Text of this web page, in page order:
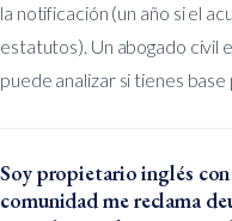
la notificación (un año si el
estatutos). Un abogado civil
puede analizar si tienes base
Soy propietario inglés
comunidad me reclama